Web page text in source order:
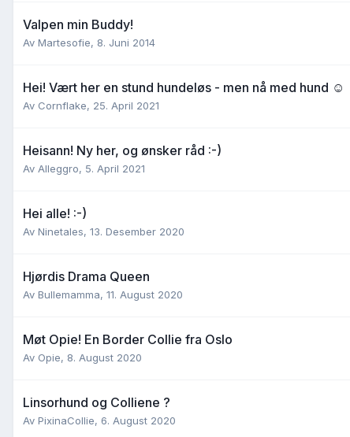
Valpen min Buddy!
Av Martesofie, 8. Juni 2014
Hei! Vært her en stund hundeløs - men nå med hund ☺️
Av Cornflake, 25. April 2021
Heisann! Ny her, og ønsker råd :-)
Av Alleggro, 5. April 2021
Hei alle! :-)
Av Ninetales, 13. Desember 2020
Hjørdis Drama Queen
Av Bullemamma, 11. August 2020
Møt Opie! En Border Collie fra Oslo
Av Opie, 8. August 2020
Linsorhund og Colliene ?
Av PixinaCollie, 6. August 2020